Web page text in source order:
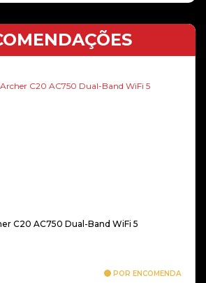
C20 AC750 Dual-Band WiFi 5
POR ENCOMENDA